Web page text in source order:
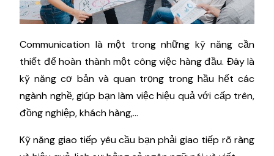
Communication là một trong những kỹ năng cần
thiết để hoàn thành một công việc hàng đầu. Đây là
kỹ năng cơ bản và quan trọng trong hầu hết các
ngành nghề, giúp bạn làm việc hiệu quả với cấp trên,
đồng nghiệp, khách hàng,...
Kỹ năng giao tiếp yêu cầu bạn phải giao tiếp rõ ràng